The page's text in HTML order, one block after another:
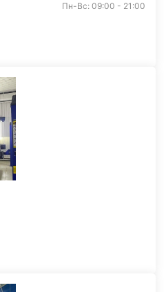
Пн-Вс: 09:00 - 21:00